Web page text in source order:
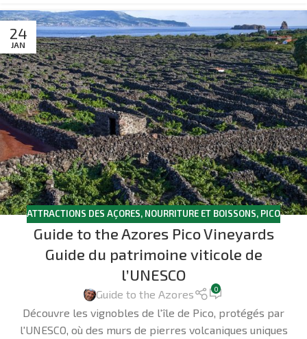
24
JAN
ATTRACTIONS DES AÇORES, NOURRITURE ET BOISSONS, PICO
Guide to the Azores Pico Vineyards
Guide du patrimoine viticole de
l’UNESCO
Guide to the Azores 0
Découvre les vignobles de l'île de Pico, protégés par
l'UNESCO, où des murs de pierres volcaniques uniques